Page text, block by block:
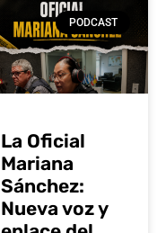
PODCAST
La Oficial
Mariana
Sánchez:
Nueva voz y